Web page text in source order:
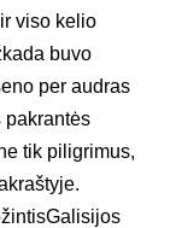
viso kelio
buvo
per audras
pakrantės
tik piligrimus,